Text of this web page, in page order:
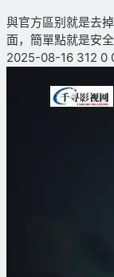
與官方區别就是去
面，簡單點就是安
2025-08-16 312 0